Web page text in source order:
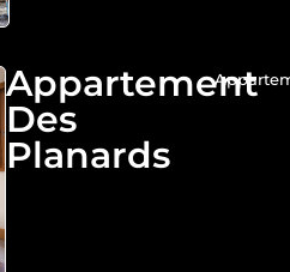
Appartement
Des
Planards